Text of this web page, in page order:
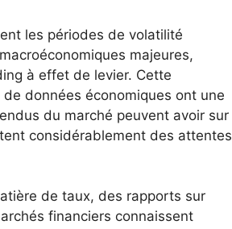
les périodes de volatilité
majeures,
à effet de levier. Cette
données économiques ont une
du marché peuvent avoir sur
considérablement des attentes
de taux, des rapports sur
financiers connaissent